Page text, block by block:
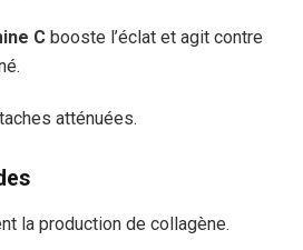
C booste l’éclat et agit contre
atténuées.
la production de collagène.